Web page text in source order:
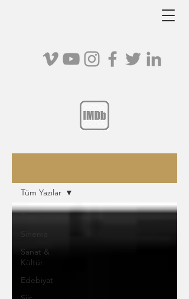
Tüm Yazılar
Sanat &
Kültür
Edebiyat
Tüm Yazılar